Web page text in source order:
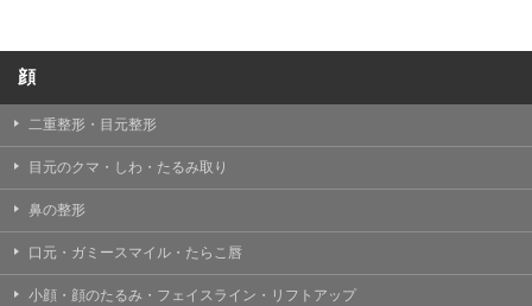
顔
二重整形・目元整形
目元のクマ・しわ・たるみ取り
鼻の整形
口元・ガミースマイル・たらこ唇
小顔・顔のたるみ・フェイスライン・リフトアップ